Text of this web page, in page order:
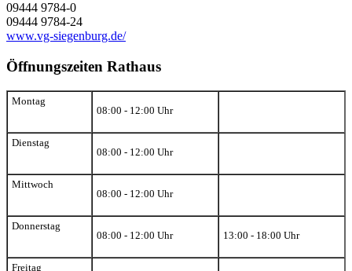
09444 9784-0
09444 9784-24
www.vg-siegenburg.de/
Öffnungszeiten Rathaus
Montag
08:00 - 12:00 Uhr
Dienstag
08:00 - 12:00 Uhr
Mittwoch
08:00 - 12:00 Uhr
Donnerstag
08:00 - 12:00 Uhr
13:00 - 18:00 Uhr
Freitag